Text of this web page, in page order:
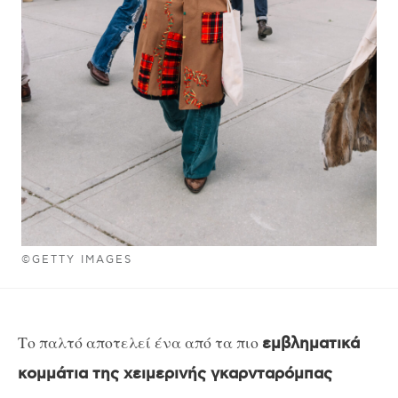
©GETTY IMAGES
Το παλτό αποτελεί ένα από τα πιο εμβληματικά
κομμάτια της χειμερινής γκαρνταρόμπας